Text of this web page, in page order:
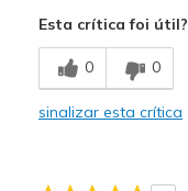
Stylish
Melhores utilizações
Going Out
Esta crítica foi útil?
0 0
sinalizar esta crítica